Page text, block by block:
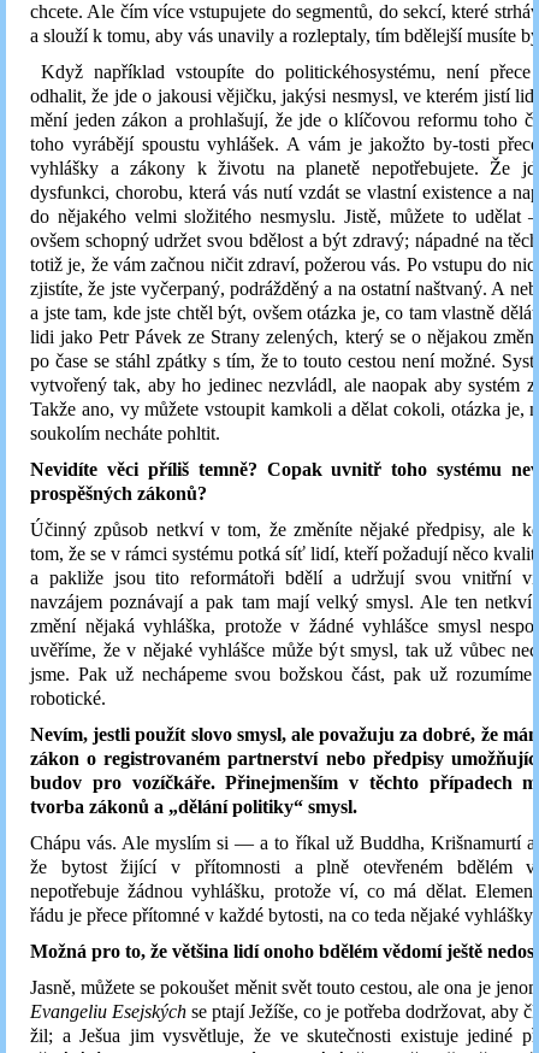
chcete. Ale čím více vstupujete do segmentů, do sekcí, které
a slouží k tomu, aby vás unavily a rozleptaly, tím bdělejší musíte
Když například vstoupíte do politickéhosystému, není
odhalit, že jde o jakousi vějičku, jakýsi nesmysl, ve kterém jistí
mění jeden zákon a prohlašují, že jde o klíčovou reformu toho
toho vyrábějí spoustu vyhlášek. A vám je jakožto by-tosti
vyhlášky a zákony k životu na planetě nepotřebujete. Že
dysfunkci, chorobu, která vás nutí vzdát se vlastní existence a
do nějakého velmi složitého nesmyslu. Jistě, můžete to udělat
ovšem schopný udržet svou bdělost a být zdravý; nápadné na
totiž je, že vám začnou ničit zdraví, požerou vás. Po vstupu do
zjistíte, že jste vyčerpaný, podrážděný a na ostatní naštvaný. A
a jste tam, kde jste chtěl být, ovšem otázka je, co tam vlastně
lidi jako Petr Pávek ze Strany zelených, který se o nějakou
po čase se stáhl zpátky s tím, že to touto cestou není možné.
vytvořený tak, aby ho jedinec nezvládl, ale naopak aby systém
Takže ano, vy můžete vstoupit kamkoli a dělat cokoli, otázka je,
soukolím necháte pohltit.
Nevidíte věci příliš temně? Copak uvnitř toho systému
prospěšných zákonů?
Účinný způsob netkví v tom, že změníte nějaké předpisy, ale
tom, že se v rámci systému potká síť lidí, kteří požadují něco
a pakliže jsou tito reformátoři bdělí a udržují svou vnitřní
navzájem poznávají a pak tam mají velký smysl. Ale ten
změní nějaká vyhláška, protože v žádné vyhlášce smysl
uvěříme, že v nějaké vyhlášce může být smysl, tak už vůbec
jsme. Pak už nechápeme svou božskou část, pak už rozumíme
robotické.
Nevím, jestli použít slovo smysl, ale považuju za dobré, že
zákon o registrovaném partnerství nebo předpisy
budov pro vozíčkáře. Přinejmenším v těchto případech
tvorba zákonů a „dělání politiky“ smysl.
Chápu vás. Ale myslím si — a to říkal už Buddha, Krišnamurtí a
že bytost žijící v přítomnosti a plně otevřeném bdělém
nepotřebuje žádnou vyhlášku, protože ví, co má dělat.
řádu je přece přítomné v každé bytosti, na co teda nějaké
Možná pro to, že většina lidí onoho bdělém vědomí ještě
Jasně, můžete se pokoušet měnit svět touto cestou, ale ona je
Evangeliu Esejských se ptají Ježíše, co je potřeba dodržovat, aby
žil; a Ješua jim vysvětluje, že ve skutečnosti existuje jediné